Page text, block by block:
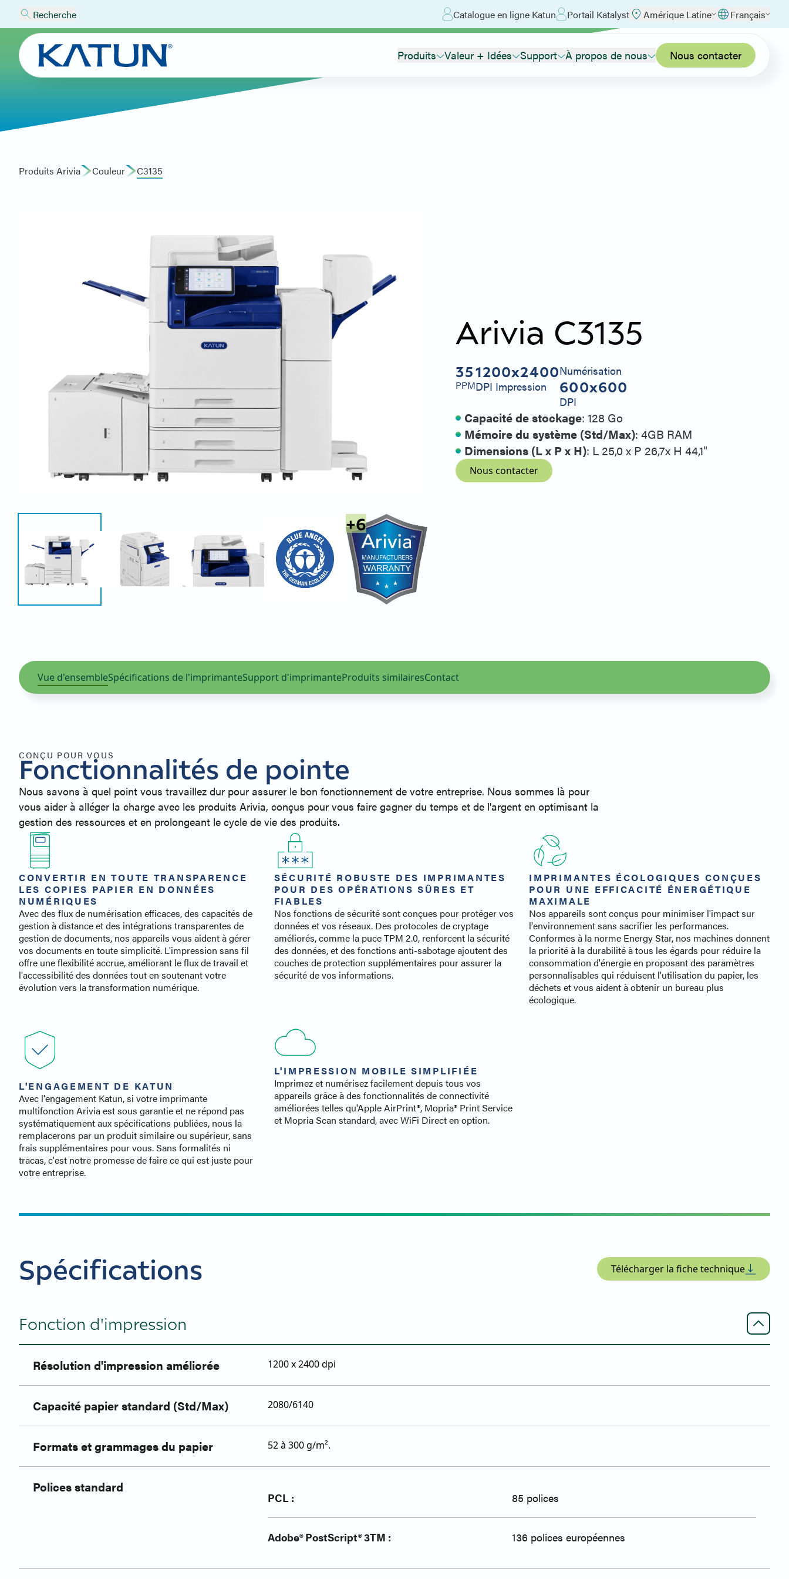
Recherche Catalogue en ligne Katun Portail Katalyst Amérique Latine Français
Produits Valeur + Idées Support À propos de nous Nous contacter
Produits Arivia Couleur C3135
+6
Arivia C3135
35
PPM
1200x2400
DPI Impression
Numérisation
600x600
DPI
Capacité de stockage: 128 Go
Mémoire du système (Std/Max): 4GB RAM
Dimensions (L x P x H): L 25,0 x P 26,7x H 44,1"
Nous contacter
Vue d'ensembleSpécifications de l'imprimanteSupport d'imprimanteProduits similairesContact
CONÇU POUR VOUS
Fonctionnalités de pointe
Nous savons à quel point vous travaillez dur pour assurer le bon fonctionnement de votre entreprise. Nous sommes là pour
vous aider à alléger la charge avec les produits Arivia, conçus pour vous faire gagner du temps et de l'argent en optimisant la
gestion des ressources et en prolongeant le cycle de vie des produits.
CONVERTIR EN TOUTE TRANSPARENCE
LES COPIES PAPIER EN DONNÉES
NUMÉRIQUES
Avec des flux de numérisation efficaces, des capacités de
gestion à distance et des intégrations transparentes de
gestion de documents, nos appareils vous aident à gérer
vos documents en toute simplicité. L'impression sans fil
offre une flexibilité accrue, améliorant le flux de travail et
l'accessibilité des données tout en soutenant votre
évolution vers la transformation numérique.
SÉCURITÉ ROBUSTE DES IMPRIMANTES
POUR DES OPÉRATIONS SÛRES ET
FIABLES
Nos fonctions de sécurité sont conçues pour protéger vos
données et vos réseaux. Des protocoles de cryptage
améliorés, comme la puce TPM 2.0, renforcent la sécurité
des données, et des fonctions anti-sabotage ajoutent des
couches de protection supplémentaires pour assurer la
sécurité de vos informations.
IMPRIMANTES ÉCOLOGIQUES CONÇUES
POUR UNE EFFICACITÉ ÉNERGÉTIQUE
MAXIMALE
Nos appareils sont conçus pour minimiser l'impact sur
l'environnement sans sacrifier les performances.
Conformes à la norme Energy Star, nos machines donnent
la priorité à la durabilité à tous les égards pour réduire la
consommation d'énergie en proposant des paramètres
personnalisables qui réduisent l'utilisation du papier, les
déchets et vous aident à obtenir un bureau plus
écologique.
L'ENGAGEMENT DE KATUN
Avec l'engagement Katun, si votre imprimante
multifonction Arivia est sous garantie et ne répond pas
systématiquement aux spécifications publiées, nous la
remplacerons par un produit similaire ou supérieur, sans
frais supplémentaires pour vous. Sans formalités ni
tracas, c'est notre promesse de faire ce qui est juste pour
votre entreprise.
L'IMPRESSION MOBILE SIMPLIFIÉE
Imprimez et numérisez facilement depuis tous vos
appareils grâce à des fonctionnalités de connectivité
améliorées telles qu'Apple AirPrint®, Mopria® Print Service
et Mopria Scan standard, avec WiFi Direct en option.
Spécifications Télécharger la fiche technique
Fonction d'impression
Résolution d'impression améliorée 1200 x 2400 dpi
Capacité papier standard (Std/Max) 2080/6140
Formats et grammages du papier 52 à 300 g/m².
Polices standard
PCL : 85 polices
Adobe® PostScript® 3TM : 136 polices européennes